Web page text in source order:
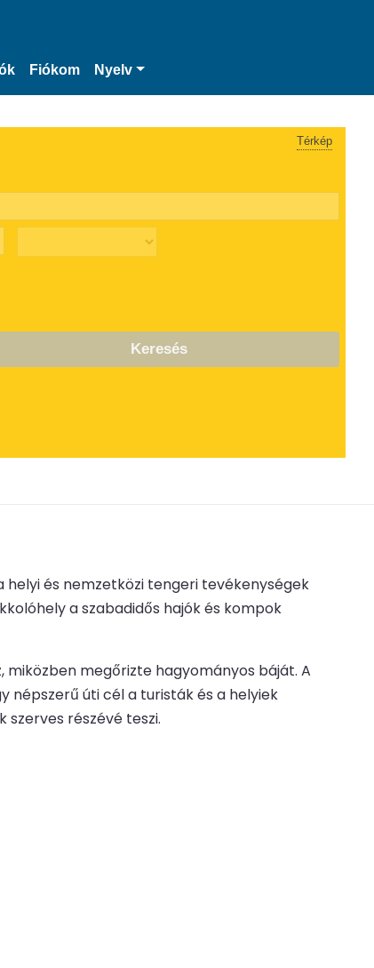
Fiókom Nyelv
Térkép
Keresés
és nemzetközi tengeri tevékenységek
a szabadidős hajók és kompok
megőrizte hagyományos báját. A
népszerű úti cél a turisták és a helyiek
részévé teszi.